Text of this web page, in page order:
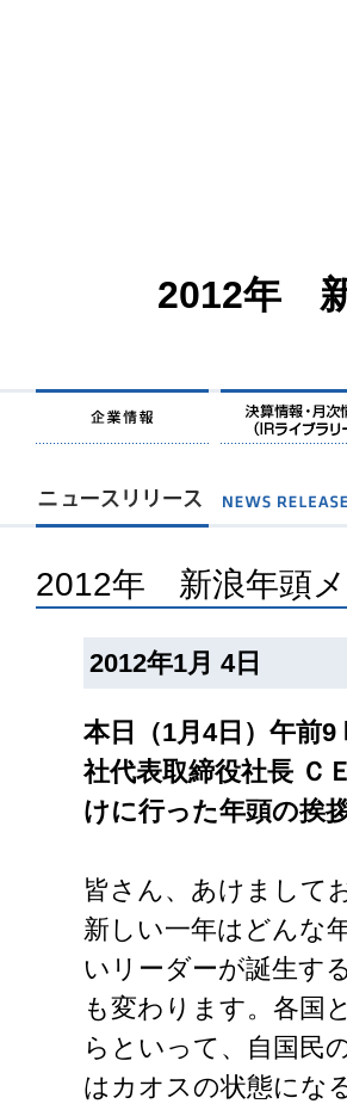
2012年
2012年 新浪年頭
2012年1月 4日
本日（1月4日）午前
社代表取締役社長 Ｃ
けに行った年頭の挨
皆さん、あけまして
新しい一年はどんな
いリーダーが誕生す
も変わります。各国
らといって、自国民
はカオスの状態にな